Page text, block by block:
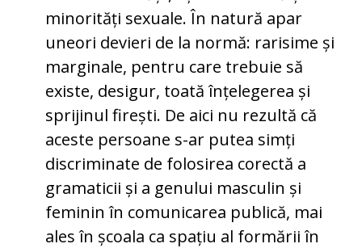
minorități sexuale. În natură apar
uneori devieri de la normă: rarisime și
marginale, pentru care trebuie să
existe, desigur, toată înțelegerea și
sprijinul firești. De aici nu rezultă că
aceste persoane s-ar putea simți
discriminate de folosirea corectă a
gramaticii și a genului masculin și
feminin în comunicarea publică, mai
ales în școala ca spațiu al formării în